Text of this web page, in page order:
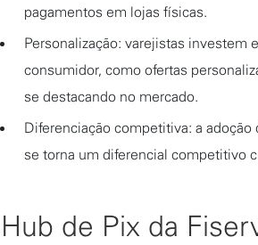
pagamentos em lojas físicas.
Personalização: varejistas investem
consumidor, como ofertas
se destacando no mercado.
Diferenciação competitiva: a
se torna um diferencial competitivo
Hub de Pix da